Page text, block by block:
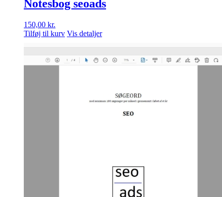
Notesbog seoads
150,00 kr.
Tilføj til kurv Vis detaljer